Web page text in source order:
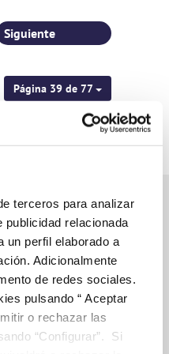
terceros para analizar
relacionada
un perfil elaborado a
Adicionalmente
de redes sociales.
pulsando “ Aceptar
o rechazar las
“Configurar”. Si
Página 39 de 77
Siguiente